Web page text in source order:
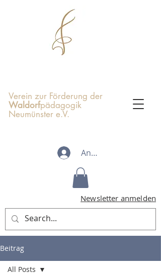
Verein zur Förderung der
Waldorfpädagogik
Neumünster e.V.
Anmelden
Newsletter anmelden
Beitrag
All Posts